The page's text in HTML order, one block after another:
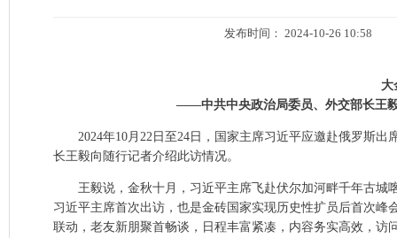
发布时间： 2024-10-26 10:58
大
——中共中央政治局委员、外交部长王
2024年10月22日至24日，国家主席习近平应邀赴俄罗斯
长王毅向随行记者介绍此访情况。
王毅说，金秋十月，习近平主席飞赴伏尔加河畔千年古
习近平主席首次出访，也是金砖国家实现历史性扩员后首次
联动，老友新朋聚首畅谈，日程丰富紧凑，内容务实高效，